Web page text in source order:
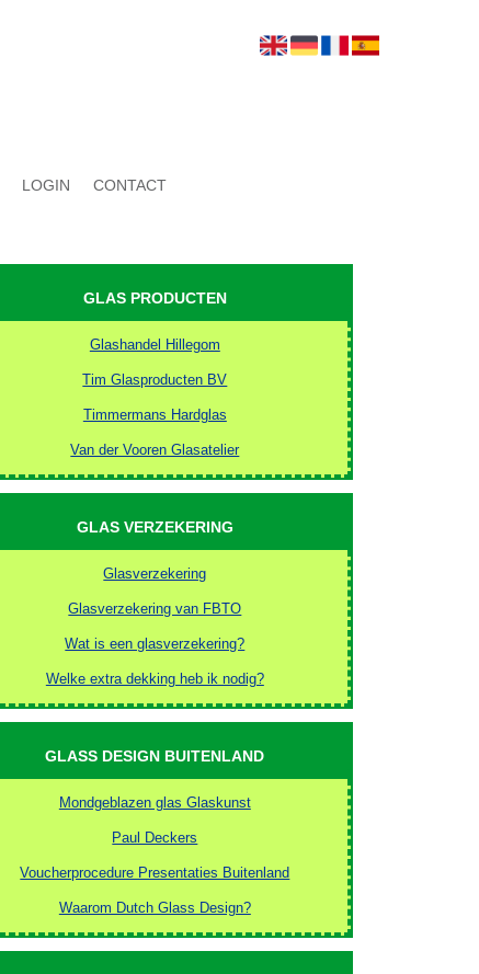
LOGIN CONTACT
GLAS PRODUCTEN
Glashandel Hillegom
Tim Glasproducten BV
Timmermans Hardglas
Van der Vooren Glasatelier
GLAS VERZEKERING
Glasverzekering
Glasverzekering van FBTO
Wat is een glasverzekering?
Welke extra dekking heb ik nodig?
GLASS DESIGN BUITENLAND
Mondgeblazen glas Glaskunst
Paul Deckers
Voucherprocedure Presentaties Buitenland
Waarom Dutch Glass Design?